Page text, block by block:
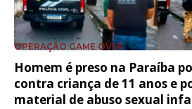
OPERAÇÃO GAME OVER
Homem é preso na Paraíba
contra criança de 11 anos e
material de abuso sexual